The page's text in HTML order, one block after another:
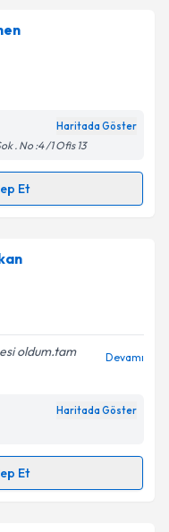
Haritada Göster
. No :4 /1 Ofis 13
Et
takvimi talebi
almanız için bir
ile bilgilendireceğiz.
ilişkin
Aydınlatma
belirtilen
ediyorum.
oldum.tam
Devamı
Haritada Göster
Et